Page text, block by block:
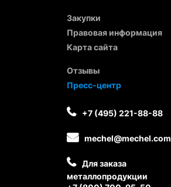
Закупки
Правовая информация
Карта сайта
Отзывы
Пресс-центр
+7 (495) 221-88-88
mechel@mechel.com
Для заказа
металлопродукции